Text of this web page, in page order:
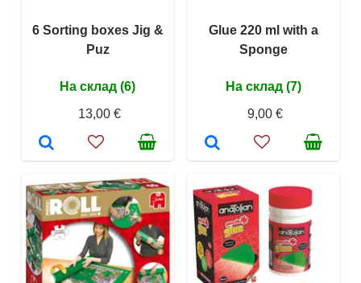
6 Sorting boxes Jig &
Puz
На склад (6)
13,00 €
Glue 220 ml with a
Sponge
На склад (7)
9,00 €